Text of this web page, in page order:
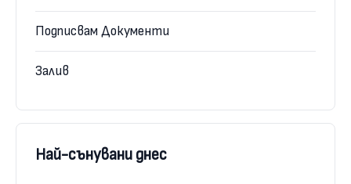
Подписвам Документи
Залив
Най-сънувани днес